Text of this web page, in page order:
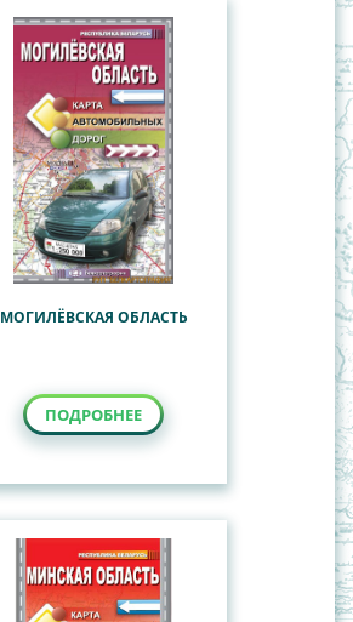
МОГИЛЁВСКАЯ ОБЛАСТЬ
ПОДРОБНЕЕ